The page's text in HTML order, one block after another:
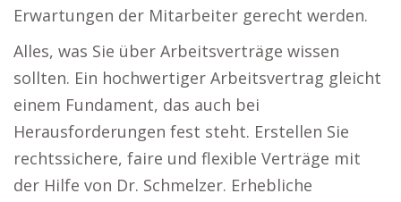
Erwartungen der Mitarbeiter gerecht werden.
Alles, was Sie über Arbeitsverträge wissen
sollten. Ein hochwertiger Arbeitsvertrag gleicht
einem Fundament, das auch bei
Herausforderungen fest steht. Erstellen Sie
rechtssichere, faire und flexible Verträge mit
der Hilfe von Dr. Schmelzer. Erhebliche